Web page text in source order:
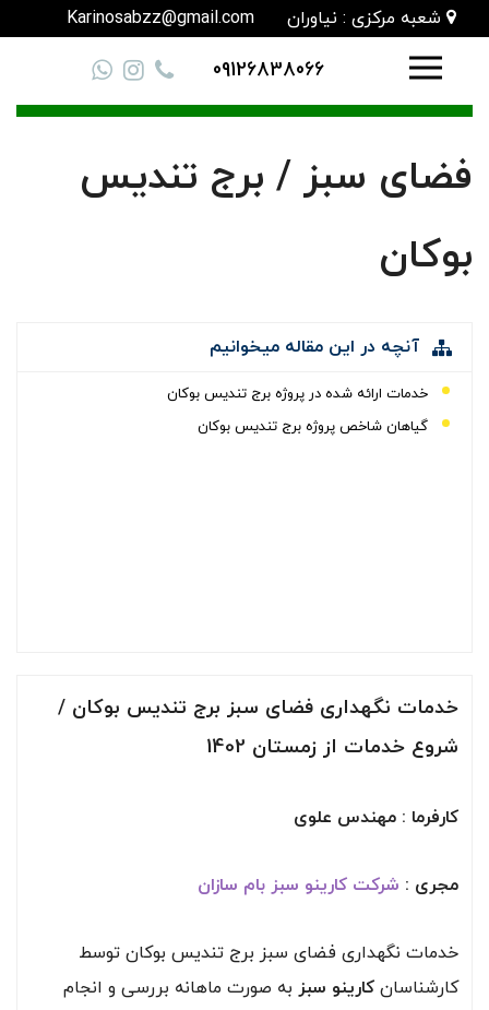
شعبه مرکزی : نیاوران Karinosabzz@gmail.com
09126838066
فضای سبز / برج تندیس
بوکان
آنچه در این مقاله میخوانیم
خدمات ارائه شده در پروژه برج تندیس بوکان
گیاهان شاخص پروژه برج تندیس بوکان
خدمات نگهداری فضای سبز برج تندیس بوکان /
شروع خدمات از زمستان 1402
کارفرما : مهندس علوی
مجری : شرکت کارینو سبز بام سازان
خدمات نگهداری فضای سبز برج تندیس بوکان توسط
کارشناسان کارینو سبز به صورت ماهانه بررسی و انجام